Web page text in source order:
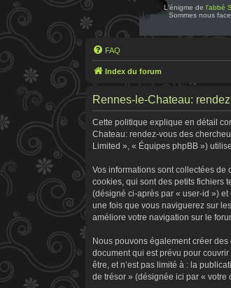
L'énigme de l'abbé
Sommes nous
FAQ
Index du forum
Rennes-le-Chateau:
Cette politique explique en détail
Chateau: rendez-vous des
Limited », « Équipes phpBB »)
Vos informations sont collectées
cookies, qui sont des petits fichiers
(désigné ci-après par « user-id »)
une fois que vous naviguerez sur
améliore votre navigation sur le
Nous pouvons également créer
document qui est prévu pour
être, et n’est pas limité à : la
de trésor » (désignée ici par « votre